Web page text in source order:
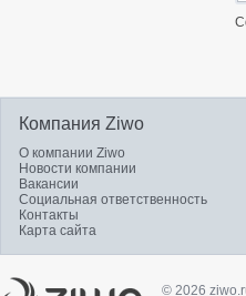
Компания Ziwo
О компании Ziwo
Новости компании
Вакансии
Социальная ответственность
Контакты
Карта сайта
© 2026